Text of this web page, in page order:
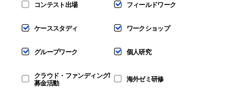
コンテスト出場 フィールドワーク
ケーススタディ ワークショップ
グループワーク 個人研究
クラウド・ファンディング/
募金活動
海外ゼミ研修